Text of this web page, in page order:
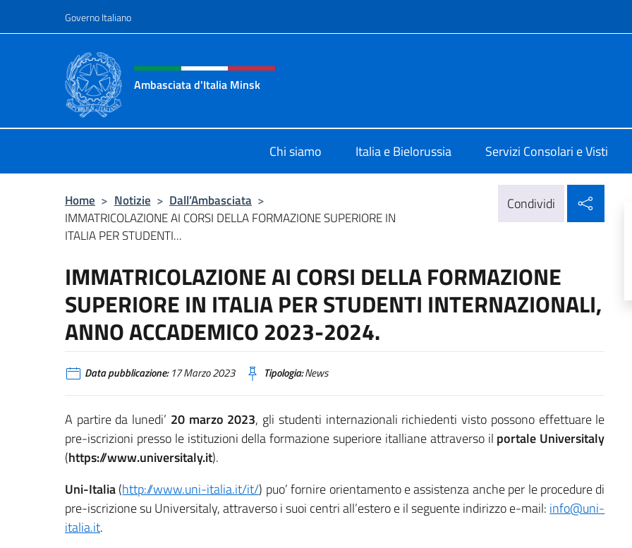
Governo Italiano
Intestazione sito, social e menù
Ambasciata d'Italia Minsk
Chi siamo Italia e Bielorussia Servizi Consolari e Visti
Home > Notizie > Dall’Ambasciata >
IMMATRICOLAZIONE AI CORSI DELLA FORMAZIONE SUPERIORE IN
ITALIA PER STUDENTI...
Condividi
IMMATRICOLAZIONE AI CORSI DELLA FORMAZIONE
SUPERIORE IN ITALIA PER STUDENTI INTERNAZIONALI,
ANNO ACCADEMICO 2023-2024.
Data pubblicazione:17 Marzo 2023 Tipologia:News
A partire da lunedi’ 20 marzo 2023, gli studenti internazionali richiedenti visto possono effettuare le
pre-iscrizioni presso le istituzioni della formazione superiore italliane attraverso il portale Universitaly
(https://www.universitaly.it).
Uni-Italia(http://www.uni-italia.it/it/) puo’ fornire orientamento e assistenza anche per le procedure di
pre-iscrizione su Universitaly, attraverso i suoi centri all’estero e il seguente indirizzo e-mail: info@uni-
italia.it.